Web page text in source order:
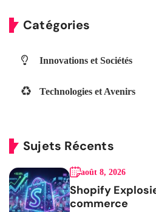
Catégories
Innovations et Sociétés
Technologies et Avenirs
Sujets Récents
août 8, 2026
Shopify
commerce